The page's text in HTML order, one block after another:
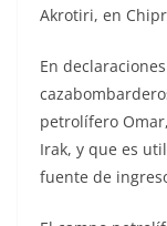
Akrotiri, en
En
petrolífero
Irak, y que es
fuente de